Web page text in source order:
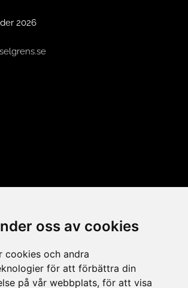
oss av cookies
cookies och andra
för att förbättra din
på vår webbplats, för att visa
2026